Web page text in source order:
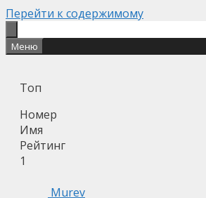
Перейти к содержимому
Меню
Топ
Номер
Имя
Рейтинг
1
Murev